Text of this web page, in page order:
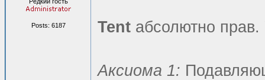
Posts: 6187 Tent абсолютно
Аксиома 1: